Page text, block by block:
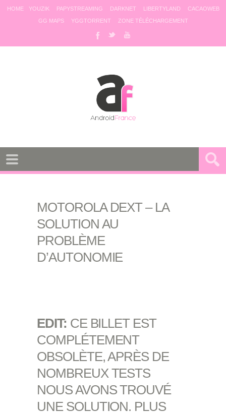
HOME YOUZIK PAPYSTREAMING DARKNET LIBERTYLAND
CACAOWEB
GG MAPS
YGGTORRENT ZONE TÉLÉCHARGEMENT
MOTOROLA DEXT – LA
SOLUTION AU
PROBLÈME
D’AUTONOMIE
EDIT: CE BILLET EST
COMPLÉTEMENT
OBSOLÈTE, APRÈS DE
NOMBREUX TESTS
NOUS AVONS TROUVÉ
UNE SOLUTION. PLUS